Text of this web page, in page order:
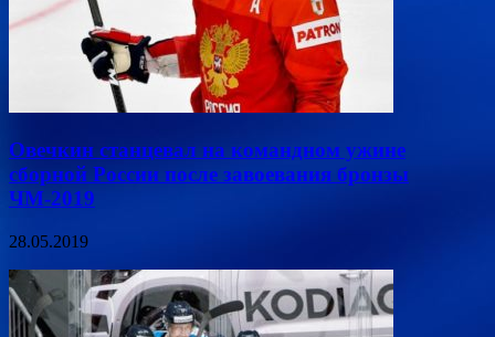
Овечкин станцевал на командном ужине
сборной России после завоевания бронзы
ЧМ-2019
28.05.2019